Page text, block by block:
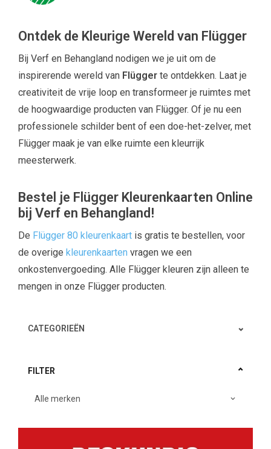
Ontdek de Kleurige Wereld van Flügger
Bij Verf en Behangland nodigen we je uit om de
inspirerende wereld van Flügger te ontdekken. Laat je
creativiteit de vrije loop en transformeer je ruimtes met
de hoogwaardige producten van Flügger. Of je nu een
professionele schilder bent of een doe-het-zelver, met
Flügger maak je van elke ruimte een kleurrijk
meesterwerk.
Bestel je Flügger Kleurenkaarten Online
bij Verf en Behangland!
De Flügger 80 kleurenkaart is gratis te bestellen, voor
de overige kleurenkaarten vragen we een
onkostenvergoeding. Alle Flügger kleuren zijn alleen te
mengen in onze Flügger producten.
CATEGORIEËN
FILTER